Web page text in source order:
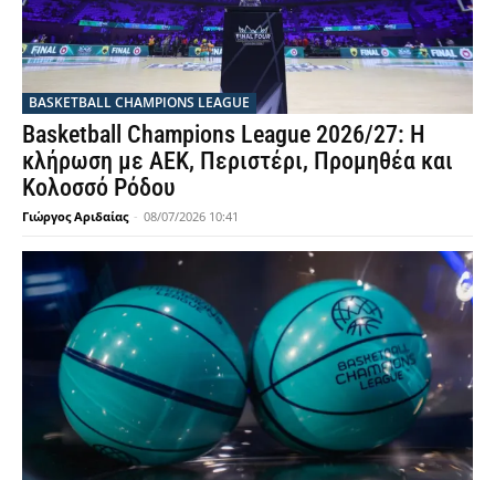
BASKETBALL CHAMPIONS LEAGUE
Basketball Champions League 2026/27: Η
κλήρωση με ΑΕΚ, Περιστέρι, Προμηθέα και
Κολοσσό Ρόδου
Γιώργος Αριδαίας - 08/07/2026 10:41